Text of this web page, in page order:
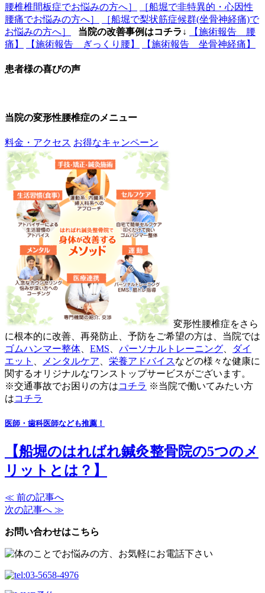
腰椎椎間板症でお悩みの方へ］
［船堀で非特異的・心因性
腰痛でお悩みの方へ］
［船堀で梨状筋症候群(坐骨神経痛)で
お悩みの方へ］
当院の改善事例はコチラ↓
【施術報告 腰
痛】
【施術報告 ぎっくり腰】 【施術報告 坐骨神経痛】
患者様の喜びの声
当院の変形性腰椎症のメニュー
料金・アクセス お得なキャンペーン
変形性腰椎症をさら
に根本的に改善、再発防止、予防をご希望の方は、当院では
ゴムハンマー整体
EMS パーソナルトレーニング
ダイ
エット
メンタルケア 栄養アドバイスなどの様々な健康に
関するオリジナルなワンストップサービスがございます。
※交通事故でお困りの方はコチラ ※当院で働いてみたい方
はコチラ
医師・歯科医師なども推薦！
【船堀のはればれ鍼灸整骨院の5つのメ
リットとは？】
≪ 前の記事へ
次の記事へ ≫
お問い合わせはこちら